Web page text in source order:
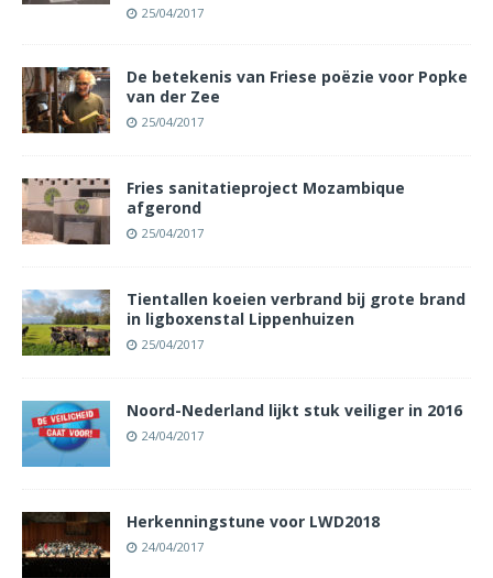
25/04/2017
De betekenis van Friese poëzie voor Popke
van der Zee
25/04/2017
Fries sanitatieproject Mozambique
afgerond
25/04/2017
Tientallen koeien verbrand bij grote brand
in ligboxenstal Lippenhuizen
25/04/2017
Noord-Nederland lijkt stuk veiliger in 2016
24/04/2017
Herkenningstune voor LWD2018
24/04/2017